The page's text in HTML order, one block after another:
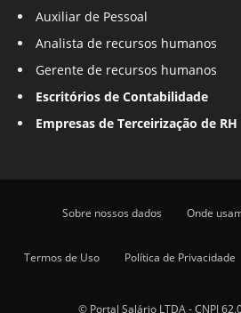
Auxiliar de Pessoal
Analista de recursos humanos
Gerente de recursos humanos
Escritórios de Contabilidade
Empresas de Terceirização de RH
Sobre nossos dados Onde
Termos de Uso Política de Privacidade
© Portal Salário LTDA - CNPJ